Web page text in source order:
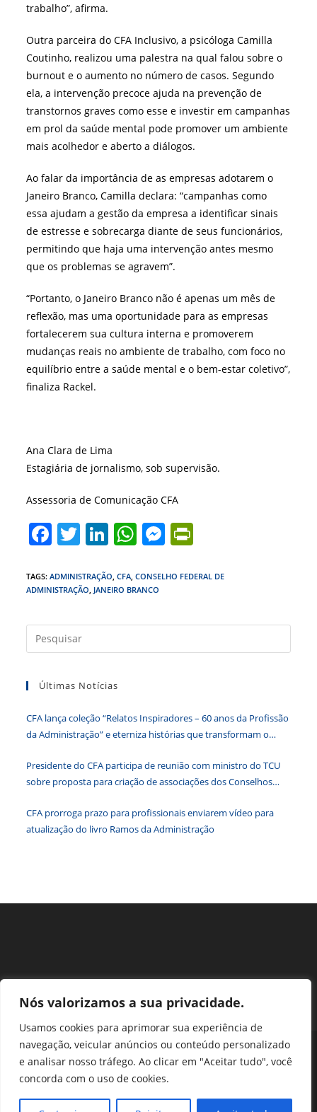
Nós valorizamos a sua privacidade.
Usamos cookies para aprimorar sua experiência de
navegação, veicular anúncios ou conteúdo personalizado
e analisar nosso tráfego. Ao clicar em "Aceitar tudo", você
concorda com o uso de cookies.
trabalho”, afirma.
Outra parceira do CFA Inclusivo, a psicóloga Camilla
Coutinho, realizou uma palestra na qual falou sobre o
burnout e o aumento no número de casos. Segundo
ela, a intervenção precoce ajuda na prevenção de
transtornos graves como esse e investir em campanhas
em prol da saúde mental pode promover um ambiente
mais acolhedor e aberto a diálogos.
Ao falar da importância de as empresas adotarem o
Janeiro Branco, Camilla declara: “campanhas como
essa ajudam a gestão da empresa a identificar sinais
de estresse e sobrecarga diante de seus funcionários,
permitindo que haja uma intervenção antes mesmo
que os problemas se agravem”.
“Portanto, o Janeiro Branco não é apenas um mês de
reflexão, mas uma oportunidade para as empresas
fortalecerem sua cultura interna e promoverem
mudanças reais no ambiente de trabalho, com foco no
equilíbrio entre a saúde mental e o bem-estar coletivo”,
finaliza Rackel.
Ana Clara de Lima
Estagiária de jornalismo, sob supervisão.
Assessoria de Comunicação CFA
F
c
e
b
o
k
T
itt
er
Li
k
e
dI
n
W
at
s
A
p
M
ss
n
g
tF
e
n
TAGS:ADMINISTRAÇÃO CFA CONSELHO FEDERAL DE
ADMINISTRAÇÃO JANEIRO BRANCO
a
Últimas Notícias
CFA lança coleção “Relatos Inspiradores – 60 anos da Profissão
da Administração” e eterniza histórias que transformam o
Presidente do CFA participa de reunião com ministro do TCU
sobre proposta para criação de associações dos Conselhos
CFA prorroga prazo para profissionais enviarem vídeo para
atualização do livro Ramos da Administração
Perguntas Frequentes
Ouvidoria
Transparência e prestação de contas
Assessoria de Imprensa